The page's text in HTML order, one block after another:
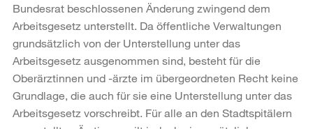
Bundesrat beschlossenen Änderung zwingend dem
Arbeitsgesetz unterstellt. Da öffentliche Verwaltungen
grundsätzlich von der Unterstellung unter das
Arbeitsgesetz ausgenommen sind, besteht für die
Oberärztinnen und -ärzte im übergeordneten Recht keine
Grundlage, die auch für sie eine Unterstellung unter das
Arbeitsgesetz vorschreibt. Für alle an den Stadtspitälern